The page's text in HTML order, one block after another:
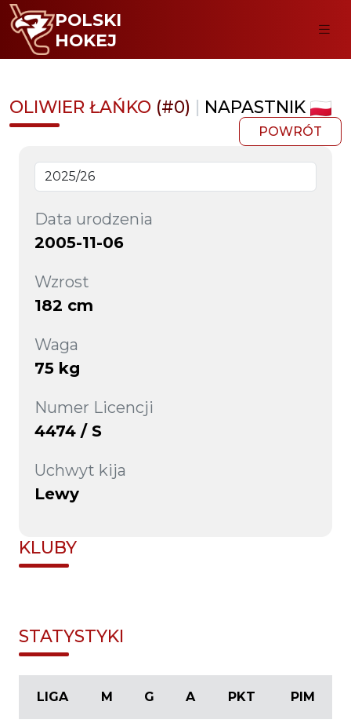
POLSKI
HOKEJ
OLIWIER ŁAŃKO (#0) | NAPASTNIK
POWRÓT
Data urodzenia
2005-11-06
Wzrost
182 cm
Waga
75 kg
Numer Licencji
4474 / S
Uchwyt kija
Lewy
KLUBY
STATYSTYKI
LIGA M G A PKT PIM